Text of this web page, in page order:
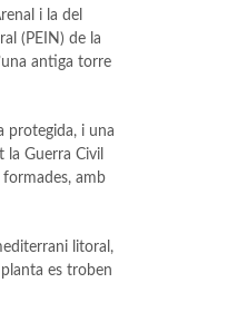
i la del
(PEIN) de la
antiga torre
protegida, i una
Guerra Civil
amb
litoral,
es troben